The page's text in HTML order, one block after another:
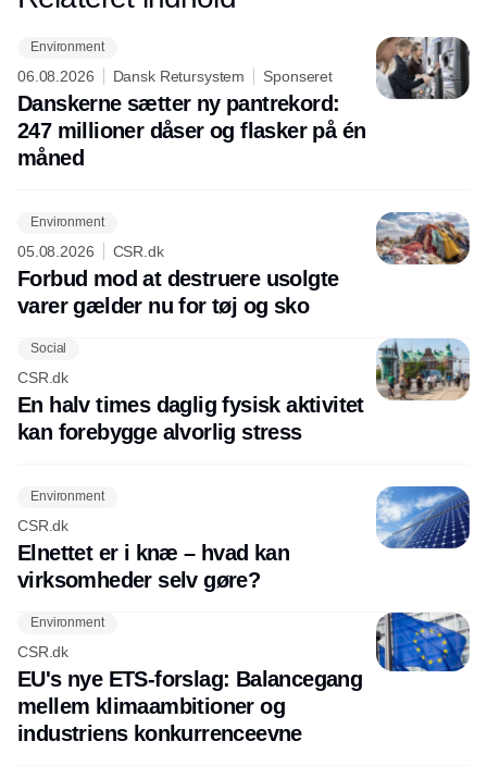
Environment
06.08.2026 Dansk Retursystem Sponseret
Danskerne sætter ny pantrekord:
247 millioner dåser og flasker på én
måned
Environment
05.08.2026 CSR.dk
Forbud mod at destruere usolgte
varer gælder nu for tøj og sko
Social
CSR.dk
En halv times daglig fysisk aktivitet
kan forebygge alvorlig stress
Environment
CSR.dk
Elnettet er i knæ – hvad kan
virksomheder selv gøre?
Environment
CSR.dk
EU's nye ETS-forslag: Balancegang
mellem klimaambitioner og
industriens konkurrenceevne